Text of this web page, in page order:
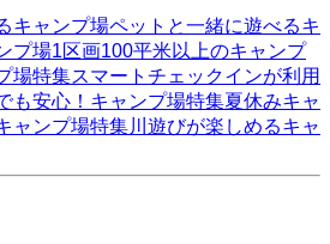
キャンプ場ペットと一緒に遊べるキ
プ場1区画100平米以上のキャンプ
場特集スマートチェックインが利用
も安心！キャンプ場特集夏休みキャ
ャンプ場特集川遊びが楽しめるキャ